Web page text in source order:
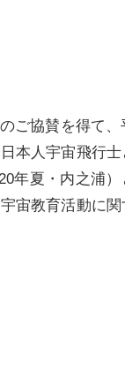
ご協賛を得て、
本人宇宙飛行
年夏・内之浦
宙教育活動に関